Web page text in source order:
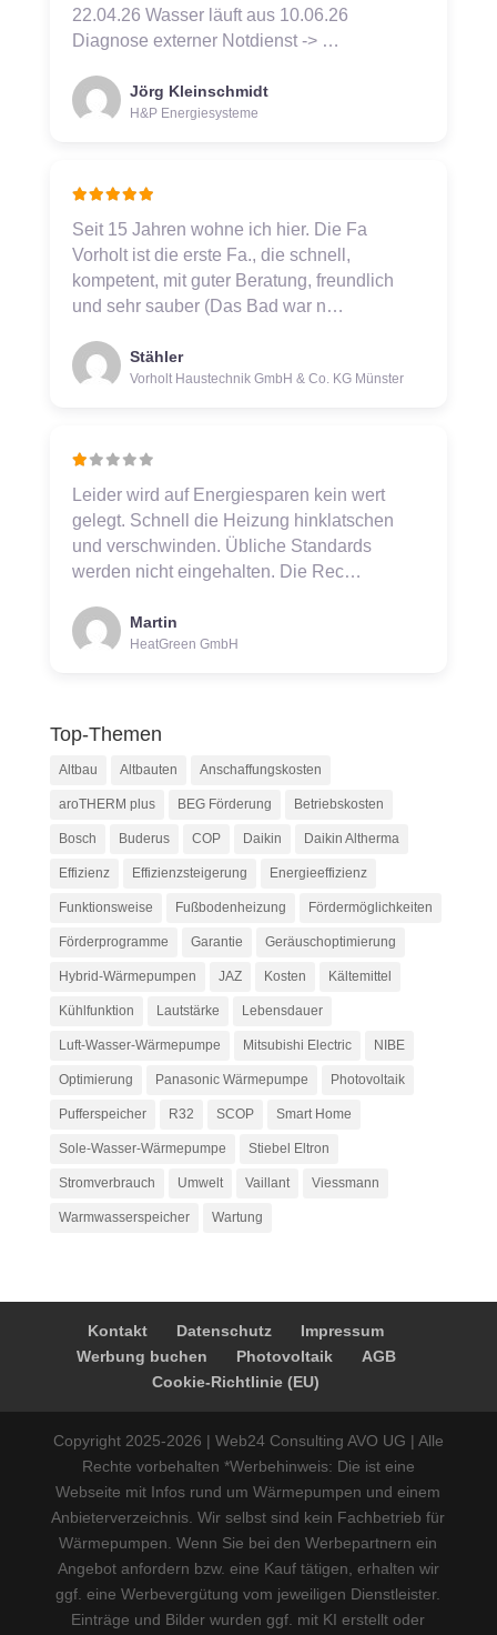
22.04.26 Wasser läuft aus 10.06.26
Diagnose externer Notdienst -> …
Jörg Kleinschmidt
H&P Energiesysteme
Seit 15 Jahren wohne ich hier. Die Fa
Vorholt ist die erste Fa., die schnell,
kompetent, mit guter Beratung, freundlich
und sehr sauber (Das Bad war n…
Stähler
Vorholt Haustechnik GmbH & Co. KG Münster
Leider wird auf Energiesparen kein wert
gelegt. Schnell die Heizung hinklatschen
und verschwinden. Übliche Standards
werden nicht eingehalten. Die Rec…
Martin
HeatGreen GmbH
Top-Themen
Altbau Altbauten Anschaffungskosten
aroTHERM plus BEG Förderung Betriebskosten
Bosch Buderus COP Daikin Daikin Altherma
Effizienz Effizienzsteigerung Energieeffizienz
Funktionsweise Fußbodenheizung Fördermöglichkeiten
Förderprogramme Garantie Geräuschoptimierung
Hybrid-Wärmepumpen JAZ Kosten Kältemittel
Kühlfunktion Lautstärke Lebensdauer
Luft-Wasser-Wärmepumpe Mitsubishi Electric NIBE
Optimierung Panasonic Wärmepumpe Photovoltaik
Pufferspeicher R32 SCOP Smart Home
Sole-Wasser-Wärmepumpe Stiebel Eltron
Stromverbrauch Umwelt Vaillant Viessmann
Warmwasserspeicher Wartung
Kontakt Datenschutz
Impressum
Werbung buchen
Photovoltaik
AGB
Cookie-Richtlinie (EU)
Copyright 2025-2026 | Web24 Consulting AVO UG | Alle
Rechte vorbehalten *Werbehinweis: Die ist eine
Webseite mit Infos rund um Wärmepumpen und einem
Anbieterverzeichnis. Wir selbst sind kein Fachbetrieb für
Wärmepumpen. Wenn Sie bei den Werbepartnern ein
Angebot anfordern bzw. eine Kauf tätigen, erhalten wir
ggf. eine Werbevergütung vom jeweiligen Dienstleister.
Einträge und Bilder wurden ggf. mit KI erstellt oder